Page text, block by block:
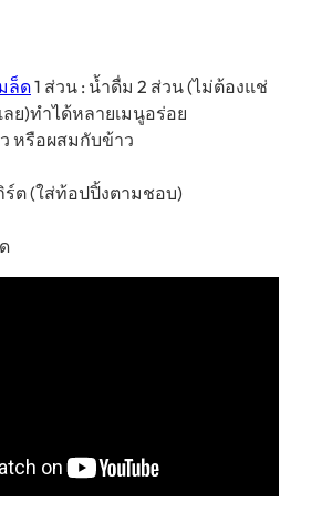
ล็ด1 ส่วน : น้ำดื่ม 2 ส่วน (ไม่ต้องแช่
ลย)ทำได้หลายเมนูอร่อย
หรือผสมกับข้าว
ร์ต (ใส่ท้อปปิ้งตามชอบ)